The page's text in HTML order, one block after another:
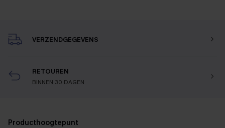
VERZENDGEGEVENS
RETOUREN
BINNEN 30 DAGEN
Producthoogtepunt